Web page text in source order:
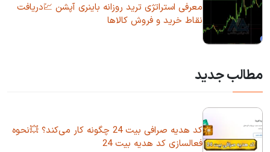
معرفی استراتژی ترید روزانه باینری آپشن 💹دریافت
نقاط خرید و فروش کالاها
مطالب جدید
کد هدیه صرافی بیت 24 چگونه کار می‌کند؟ 💥نحوه
فعالسازی کد هدیه بیت 24